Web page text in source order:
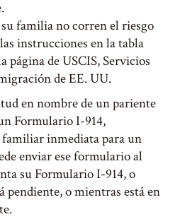
familia no corren el riesgo
instrucciones en la tabla
página de USCIS, Servicios
de EE. UU.
en nombre de un pariente
Formulario I-914,
inmediata para un
enviar ese formulario al
su Formulario I-914, o
o mientras está en